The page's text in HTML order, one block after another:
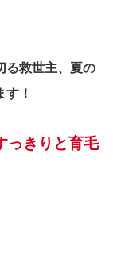
る救世主、夏の
！
きりと育毛